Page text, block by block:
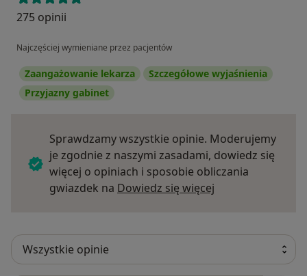
275 opinii
Najczęściej wymieniane przez pacjentów
Zaangażowanie lekarza
Szczegółowe wyjaśnienia
Przyjazny gabinet
Sprawdzamy wszystkie opinie. Moderujemy
je zgodnie z naszymi zasadami, dowiedz się
więcej o opiniach i sposobie obliczania
gwiazdek na Dowiedz się więcej